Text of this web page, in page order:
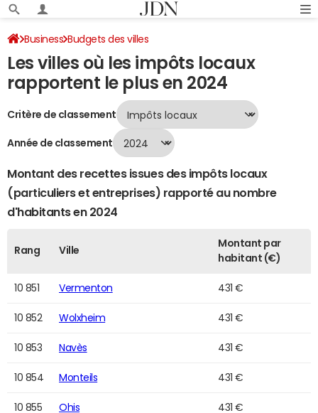
Business Budgets des villes
Classement 2024 des villes par impôts locaux Page 218
Les villes où les impôts locaux
rapportent le plus en 2024
Critère de classement
Année de classement
Montant des recettes issues des impôts locaux
(particuliers et entreprises) rapporté au nombre
d'habitants en 2024
Rang Ville
Montant par
habitant (€)
10 851 Vermenton 431 €
10 852 Wolxheim 431 €
10 853 Navès 431 €
10 854 Monteils 431 €
10 855 Ohis 431 €